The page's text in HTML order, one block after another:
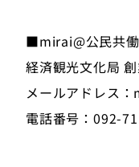
■mirai@公民共
経済観光文化局
メールアドレス
電話番号：092-